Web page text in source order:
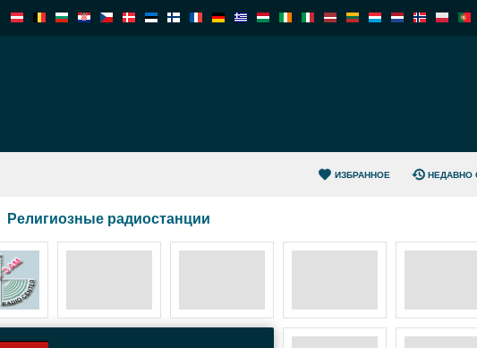
ИЗБРАННОЕ НЕДАВНО
Религиозные радиостанции